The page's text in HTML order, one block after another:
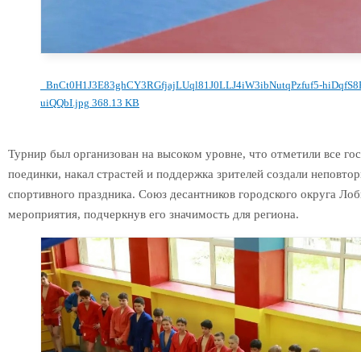
_BnCt0H1J3E83ghCY3RGfjajLUql81J0LLJ4iW3ibNutqPzfuf5-
uiQQbI.jpg 368.13 KB
Турнир был организован на высоком уровне, что отметили все
поединки, накал страстей и поддержка зрителей создали
спортивного праздника. Союз десантников городского округа
мероприятия, подчеркнув его значимость для региона.